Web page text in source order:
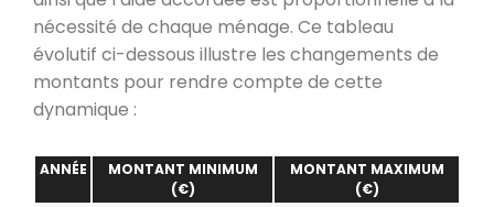
nécessité de chaque ménage. Ce tableau
évolutif ci-dessous illustre les changements de
montants pour rendre compte de cette
dynamique :
ANNÉE
MONTANT MINIMUM
(€)
MONTANT MAXIMUM
(€)